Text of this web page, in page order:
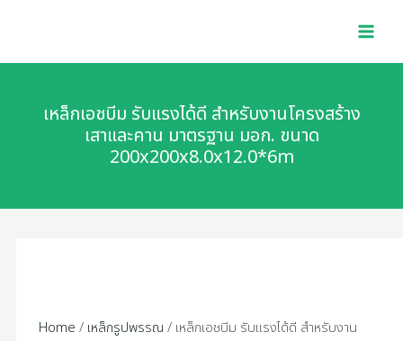
content
เหล็กเอชบีม รับแรงได้ดี สำหรับงานโครงสร้าง
เสาและคาน มาตรฐาน มอก. ขนาด
200x200x8.0x12.0*6m
Home / เหล็กรูปพรรณ / เหล็กเอชบีม รับแรงได้ดี สำหรับงาน